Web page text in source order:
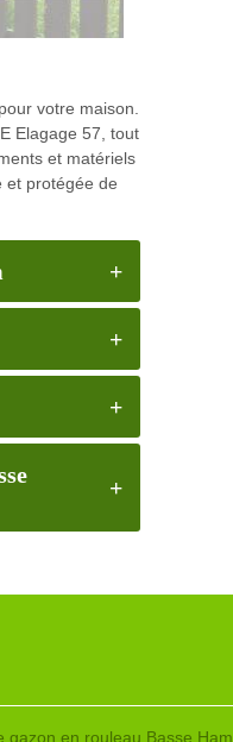
votre maison.
Elagage 57, tout
et matériels
et protégée de
gazon en rouleau Basse Ham